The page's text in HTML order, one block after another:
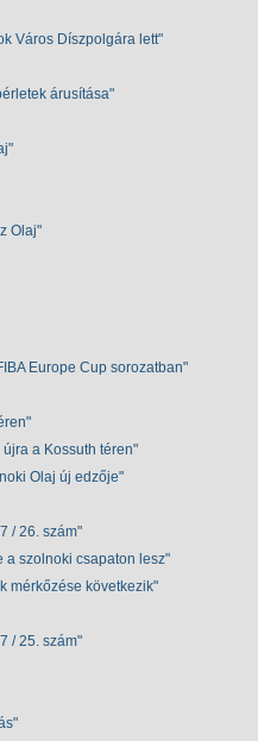
Város Díszpolgára lett
árusítása
Olaj
Europe Cup sorozatban
a Kossuth téren
Olaj új edzője
/ 26. szám
a szolnoki csapaton lesz
mérkőzése következik
/ 25. szám